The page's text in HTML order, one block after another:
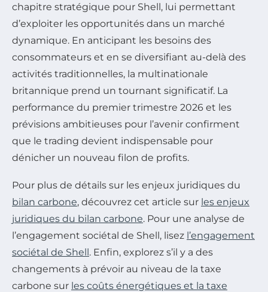
chapitre stratégique pour Shell, lui permettant
d’exploiter les opportunités dans un marché
dynamique. En anticipant les besoins des
consommateurs et en se diversifiant au-delà des
activités traditionnelles, la multinationale
britannique prend un tournant significatif. La
performance du premier trimestre 2026 et les
prévisions ambitieuses pour l’avenir confirment
que le trading devient indispensable pour
dénicher un nouveau filon de profits.
Pour plus de détails sur les enjeux juridiques du
bilan carbone, découvrez cet article sur les enjeux
juridiques du bilan carbone. Pour une analyse de
l’engagement sociétal de Shell, lisez l’engagement
sociétal de Shell. Enfin, explorez s’il y a des
changements à prévoir au niveau de la taxe
carbone sur les coûts énergétiques et la taxe